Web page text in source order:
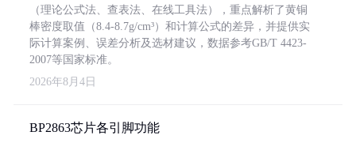
（理论公式法、查表法、在线工具法），重点解析了黄铜
棒密度取值（8.4-8.7g/cm³）和计算公式的差异，并提供实
际计算案例、误差分析及选材建议，数据参考GB/T 4423-
2007等国家标准。
2026年8月4日
BP2863芯片各引脚功能